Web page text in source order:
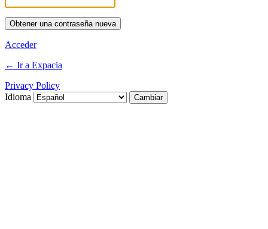
Acceder
← Ir a Expacia
Privacy Policy
Idioma